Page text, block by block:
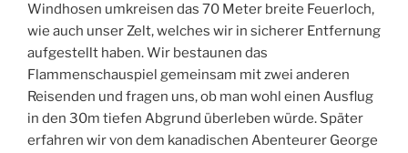
Windhosen umkreisen das 70 Meter breite Feuerloch,
wie auch unser Zelt, welches wir in sicherer Entfernung
aufgestellt haben. Wir bestaunen das
Flammenschauspiel gemeinsam mit zwei anderen
Reisenden und fragen uns, ob man wohl einen Ausflug
in den 30m tiefen Abgrund überleben würde. Später
erfahren wir von dem kanadischen Abenteurer George